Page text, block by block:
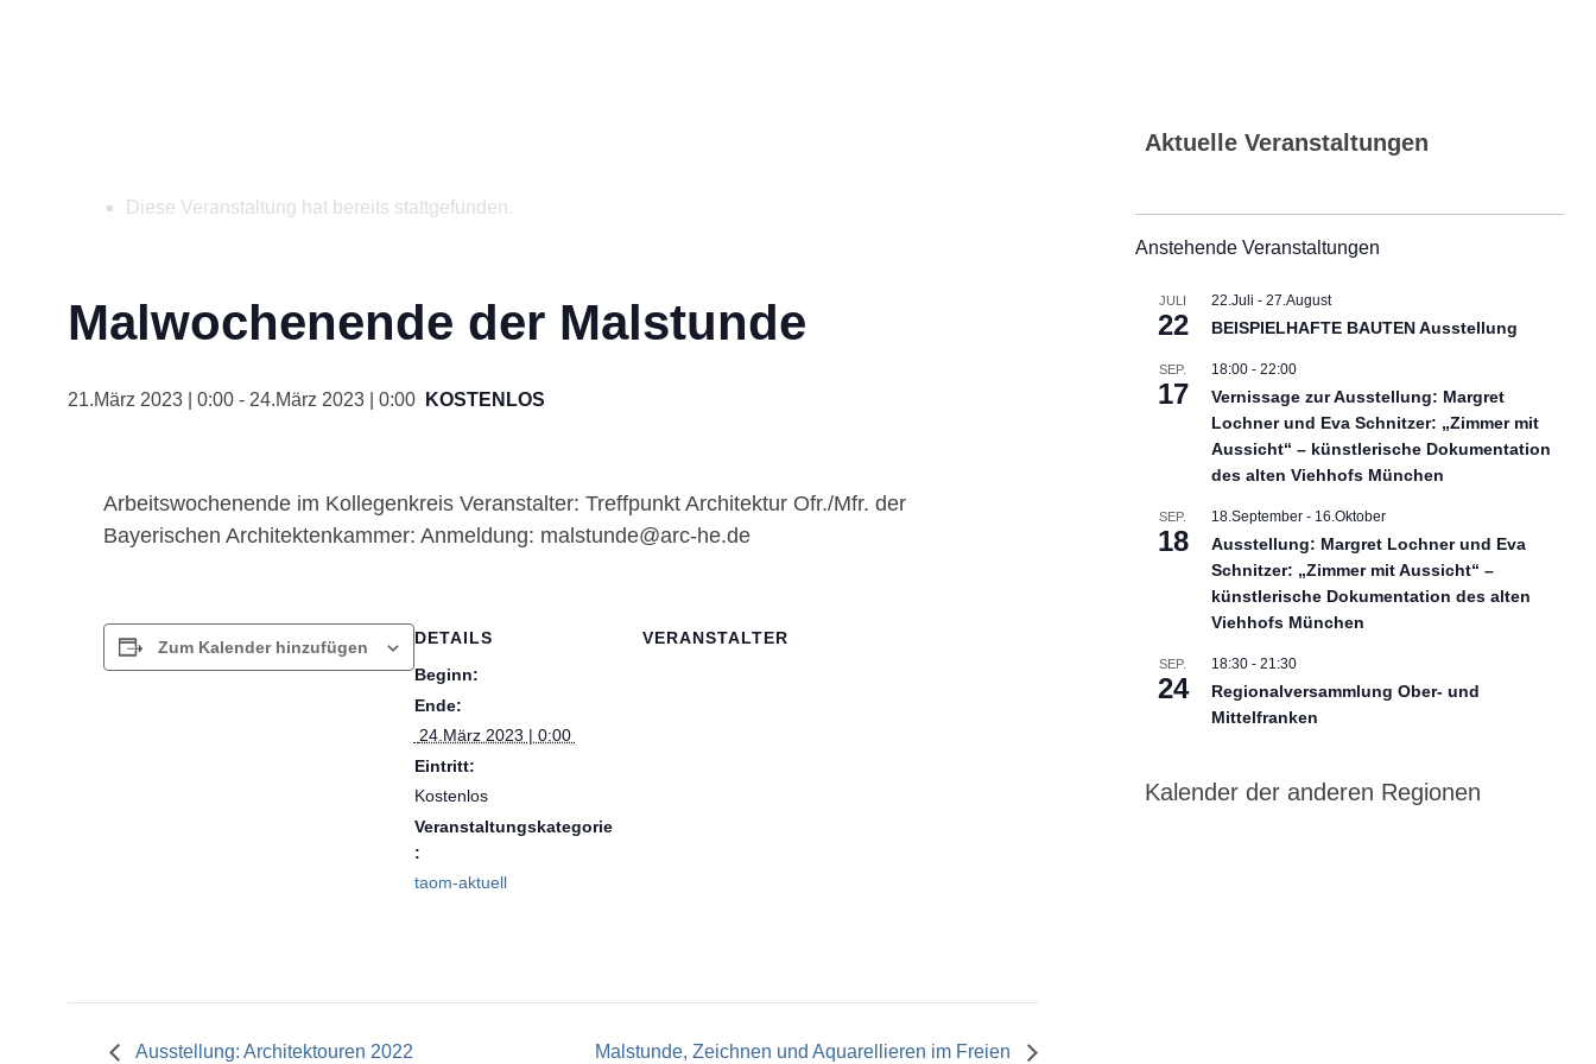
Diese Veranstaltung hat bereits stattgefunden.
Malwochenende der Malstunde
21.März 2023 | 0:00- 24.März 2023 | 0:00 KOSTENLOS
Arbeitswochenende im Kollegenkreis Veranstalter: Treffpunkt Architektur Ofr./Mfr. der
Bayerischen Architektenkammer: Anmeldung: malstunde@arc-he.de
Zum Kalender hinzufügen
DETAILS
Beginn:
Ende:
24.März 2023 | 0:00
Eintritt:
Kostenlos
Veranstaltungskategorie
:
taom-aktuell
VERANSTALTER
Ausstellung: Architektouren 2022 Malstunde, Zeichnen und Aquarellieren im Freien
Aktuelle Veranstaltungen
Anstehende Veranstaltungen
JULI
22
22.Juli - 27.August
BEISPIELHAFTE BAUTEN Ausstellung
SEP.
17
18:00- 22:00
Vernissage zur Ausstellung: Margret
Lochner und Eva Schnitzer: „Zimmer mit
Aussicht“ – künstlerische Dokumentation
des alten Viehhofs München
SEP.
18
18.September- 16.Oktober
Ausstellung: Margret Lochner und Eva
Schnitzer: „Zimmer mit Aussicht“ –
künstlerische Dokumentation des alten
Viehhofs München
SEP.
24
18:30- 21:30
Regionalversammlung Ober- und
Mittelfranken
Kalender der anderen Regionen